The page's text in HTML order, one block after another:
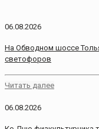
06.08.2026
На Обводном шоссе
светофоров
Читать далее
06.08.2026